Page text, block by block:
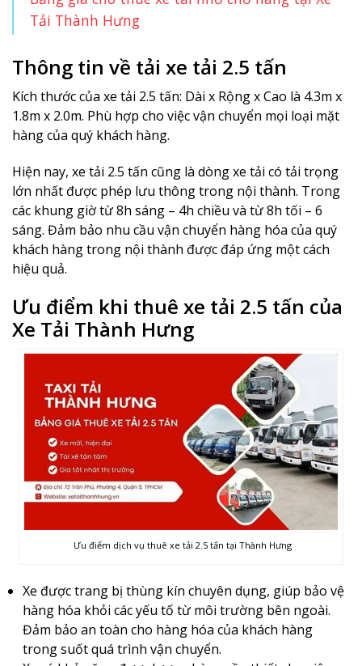
Tải Thành Hưng
Thông tin về tải xe tải 2.5 tấn
Kích thước của xe tải 2.5 tấn: Dài x Rộng x Cao là 4.3m x
1.8m x 2.0m. Phù hợp cho việc vận chuyển mọi loại mặt
hàng của quý khách hàng.
Hiện nay, xe tải 2.5 tấn cũng là dòng xe tải có tải trọng
lớn nhất được phép lưu thông trong nội thành. Trong
các khung giờ từ 8h sáng – 4h chiều và từ 8h tối – 6
sáng. Đảm bảo nhu cầu vận chuyển hàng hóa của quý
khách hàng trong nội thành được đáp ứng một cách
hiệu quả.
Ưu điểm khi thuê xe tải 2.5 tấn của
Xe Tải Thành Hưng
Ưu điểm dịch vụ thuê xe tải 2.5 tấn tại Thành Hưng
Xe được trang bị thùng kín chuyên dụng, giúp bảo vệ
hàng hóa khỏi các yếu tố từ môi trường bên ngoài.
Đảm bảo an toàn cho hàng hóa của khách hàng
trong suốt quá trình vận chuyển.